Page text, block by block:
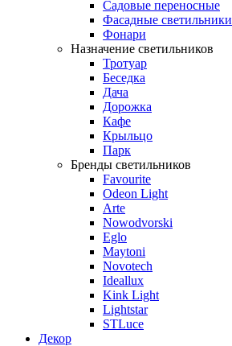
Садовые переносные
Фасадные светильники
Фонари
Назначение светильников
Тротуар
Беседка
Дача
Дорожка
Кафе
Крыльцо
Парк
Бренды светильников
Favourite
Odeon Light
Arte
Nowodvorski
Eglo
Maytoni
Novotech
Ideallux
Kink Light
Lightstar
STLuce
Декор